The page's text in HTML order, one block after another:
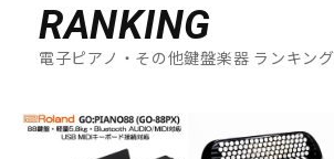
RANKING
電子ピアノ・その他鍵盤楽器 ランキング